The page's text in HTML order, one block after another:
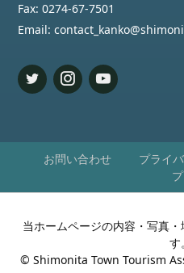
Fax: 0274-67-7501
Email:
お問い合わせ プライ
プ
当ホームページの内容・写真
す。
© Shimonita Town Tourism